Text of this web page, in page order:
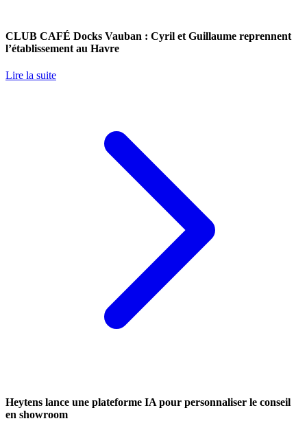
CLUB CAFÉ Docks Vauban : Cyril et Guillaume reprennent
l’établissement au Havre
Lire la suite
Heytens lance une plateforme IA pour personnaliser le conseil
en showroom